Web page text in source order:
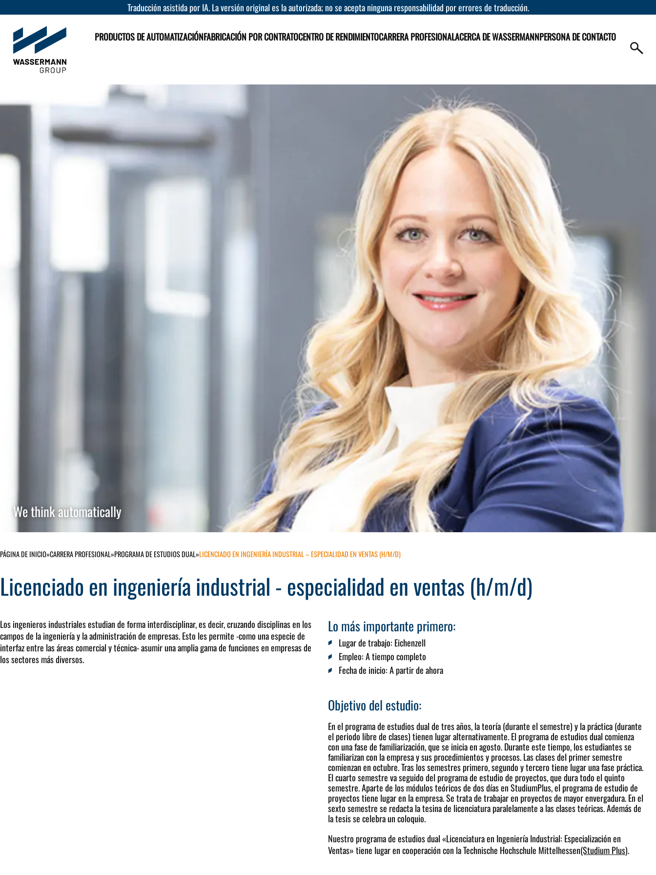
Traducción asistida por IA. La versión original es la autorizada; no se acepta ninguna responsabilidad por errores de traducción.
PRODUCTOS DE AUTOMATIZACIÓNFABRICACIÓN POR CONTRATOCENTRO DE RENDIMIENTOCARRERA PROFESIONALACERCA DE WASSERMANNPERSONA DE CONTACTO
We think automatically
PÁGINA DE INICIO»CARRERA PROFESIONAL»PROGRAMA DE ESTUDIOS DUAL»LICENCIADO EN INGENIERÍA INDUSTRIAL – ESPECIALIDAD EN VENTAS (H/M/D)
Licenciado en ingeniería industrial - especialidad en ventas (h/m/d)
Los ingenieros industriales estudian de forma interdisciplinar, es decir, cruzando disciplinas en los
campos de la ingeniería y la administración de empresas. Esto les permite -como una especie de
interfaz entre las áreas comercial y técnica- asumir una amplia gama de funciones en empresas de
los sectores más diversos.
Lo más importante primero:
Lugar de trabajo: Eichenzell
Empleo:A tiempo completo
Fecha de inicio: A partir de ahora
Objetivo del estudio:
En el programa de estudios dual de tres años, la teoría (durante el semestre) y la práctica (durante
el periodo libre de clases) tienen lugar alternativamente. El programa de estudios dual comienza
con una fase de familiarización, que se inicia en agosto. Durante este tiempo, los estudiantes se
familiarizan con la empresa y sus procedimientos y procesos. Las clases del primer semestre
comienzan en octubre. Tras los semestres primero, segundo y tercero tiene lugar una fase práctica.
El cuarto semestre va seguido del programa de estudio de proyectos, que dura todo el quinto
semestre. Aparte de los módulos teóricos de dos días en StudiumPlus, el programa de estudio de
proyectos tiene lugar en la empresa. Se trata de trabajar en proyectos de mayor envergadura. En el
sexto semestre se redacta la tesina de licenciatura paralelamente a las clases teóricas. Además de
la tesis se celebra un coloquio.
Nuestro programa de estudios dual «Licenciatura en Ingeniería Industrial: Especialización en
Ventas» tiene lugar en cooperación con la Technische Hochschule Mittelhessen(Studium Plus).